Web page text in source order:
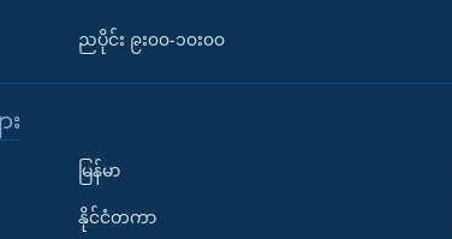
ညပိုင်း ၉း၀၀-၁၀း၀၀
မြန်မာ
နိုင်ငံတကာ